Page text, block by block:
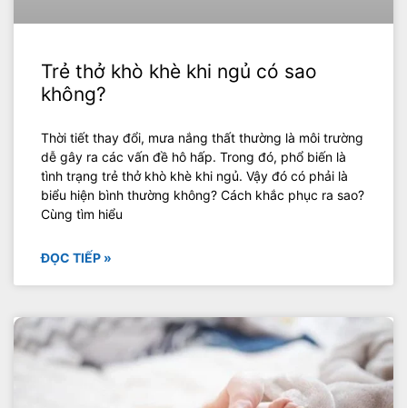
Trẻ thở khò khè khi ngủ có sao
không?
Thời tiết thay đổi, mưa nắng thất thường là môi trường
dễ gây ra các vấn đề hô hấp. Trong đó, phổ biến là
tình trạng trẻ thở khò khè khi ngủ. Vậy đó có phải là
biểu hiện bình thường không? Cách khắc phục ra sao?
Cùng tìm hiểu
ĐỌC TIẾP »